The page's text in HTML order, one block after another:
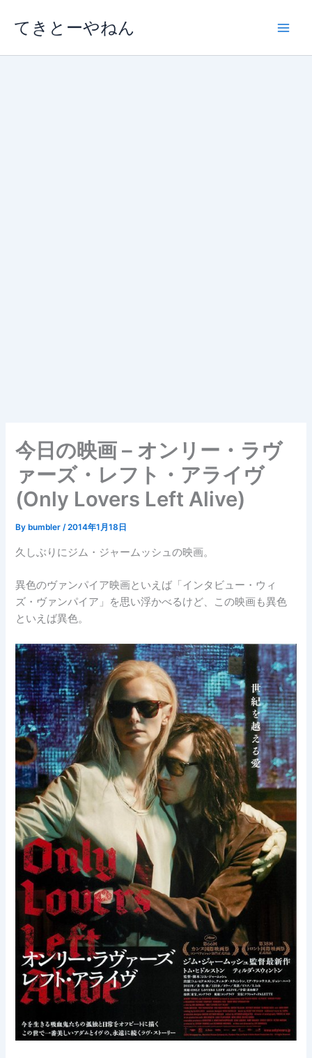
ス
てきとーやねん
今日の映画 – オンリー・ラヴ
ァーズ・レフト・アライヴ
(Only Lovers Left Alive)
By bumbler/2014年1月18日
久しぶりにジム・ジャームッシュの映画。
異色のヴァンパイア映画といえば「インタビュー・ウィ
ズ・ヴァンパイア」を思い浮かべるけど、この映画も異色
といえば異色。